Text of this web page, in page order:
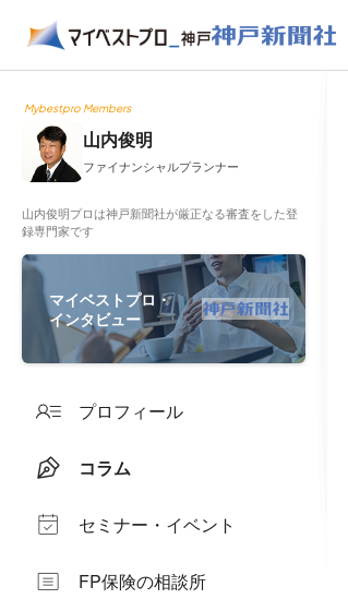
Mybestpro Members
山内俊明
ファイナンシャルプランナー
山内俊明プロは神戸新聞社が厳正なる審査をした登
録専門家です
マイベストプロ・
インタビュー
プロフィール
コラム
セミナー・イベント
FP保険の相談所